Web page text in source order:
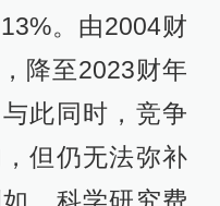
。由2004财
降至2023财年
此同时，竞争
但仍无法弥补